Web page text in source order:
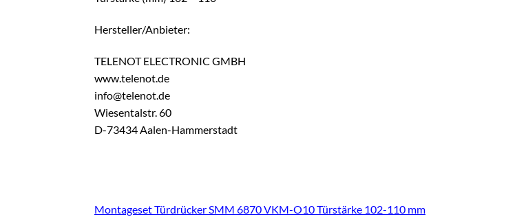
Hersteller/Anbieter:
TELENOT ELECTRONIC GMBH
www.telenot.de
info@telenot.de
Wiesentalstr. 60
D-73434 Aalen-Hammerstadt
Montageset Türdrücker SMM 6870 VKM-O10 Türstärke 102-110 mm